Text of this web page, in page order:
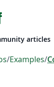
articles
/Examples/